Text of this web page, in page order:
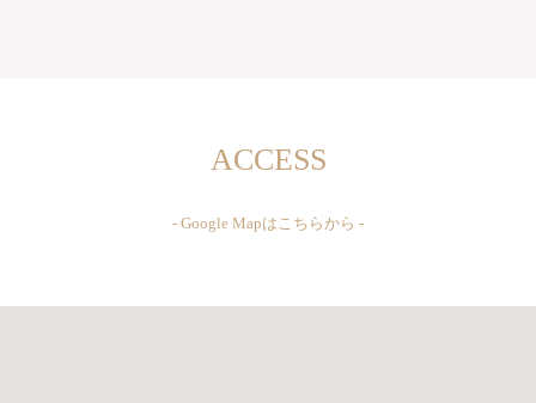
ACCESS
- Google Mapはこちらから -